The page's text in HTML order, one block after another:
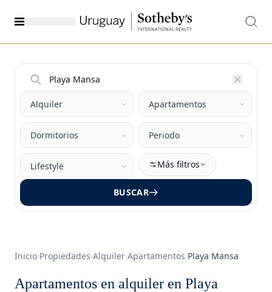
Más filtros
BUSCAR
Inicio›Propiedades›Alquiler›Apartamentos›Playa Mansa
Apartamentos en alquiler en Playa